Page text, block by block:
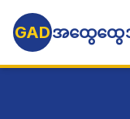
GADအထွေထွေအု